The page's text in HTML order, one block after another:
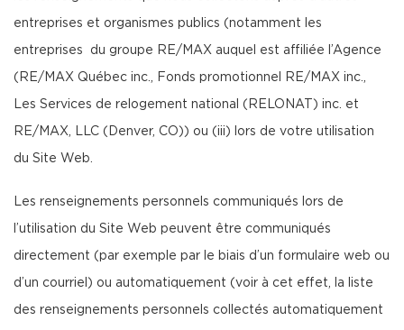
entreprises et organismes publics (notamment les
entreprises du groupe RE/MAX auquel est affiliée l’Agence
(RE/MAX Québec inc., Fonds promotionnel RE/MAX inc.,
Les Services de relogement national (RELONAT) inc. et
RE/MAX, LLC (Denver, CO)) ou (iii) lors de votre utilisation
du Site Web.
Les renseignements personnels communiqués lors de
l’utilisation du Site Web peuvent être communiqués
directement (par exemple par le biais d’un formulaire web ou
d’un courriel) ou automatiquement (voir à cet effet, la liste
des renseignements personnels collectés automatiquement